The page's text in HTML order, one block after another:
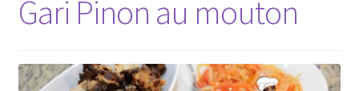
Gari Pinon au mouton